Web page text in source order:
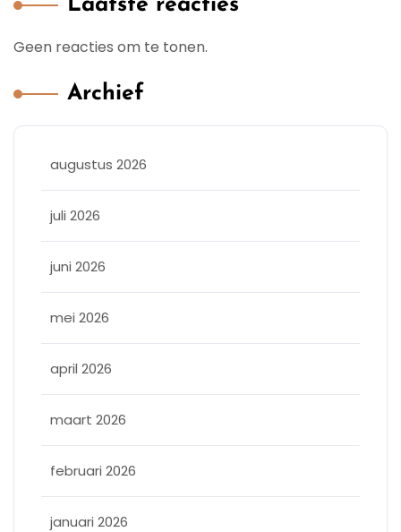
Laatste reacties
Geen reacties om te tonen.
Archief
augustus 2026
juli 2026
juni 2026
mei 2026
april 2026
maart 2026
februari 2026
januari 2026